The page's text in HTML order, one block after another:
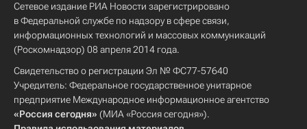
Сетевое издание РИА Новости зарегистрировано
в Федеральной службе по надзору в сфере связи,
информационных технологий и массовых коммуникаций
(Роскомнадзор) 08 апреля 2014 года.
Свидетельство о регистрации Эл № ФС77-57640
Учредитель: Федеральное государственное унитарное
предприятие Международное информационное агентство
«Россия сегодня» (МИА «Россия сегодня»).